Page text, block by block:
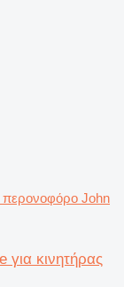
περονοφόρο John
για κινητήρας